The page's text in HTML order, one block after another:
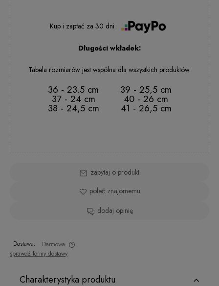
2 - 5 dni rob.
Kup i zapłać za30 dni
Długości wkładek:
Tabela rozmiarów jest wspólna dla wszystkich produktów.
36 - 23.5 cm
37 - 24 cm
38 - 24,5 cm
39 - 25,5 cm
40 - 26 cm
41 - 26,5 cm
zapytaj o produkt
poleć znajomemu
dodaj opinię
Dostawa:
Darmowa
sprawdź formy dostawy
Charakterystyka produktu